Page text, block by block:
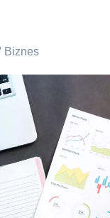
wesela
dziś
absolutny
must-
have?
Biznes